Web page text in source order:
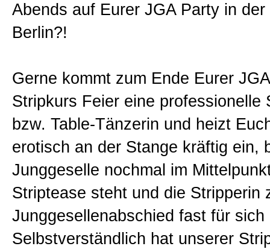
Geschenk Gutschein
Allgemein
Impressum
Kontakt
AGB
Abends auf Eurer JGA Party in
Berlin?!
Gerne kommt zum Ende Eurer
Stripkurs Feier eine professionelle
bzw. Table-Tänzerin und heizt
erotisch an der Stange kräftig ein,
Junggeselle nochmal im
Striptease steht und die Stripperin
Junggesellenabschied fast für sich
Selbstverständlich hat unserer